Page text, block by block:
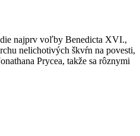
najprv voľby Benedicta XVI.,
nelichotivých škvŕn na povesti,
Prycea, takže sa rôznymi